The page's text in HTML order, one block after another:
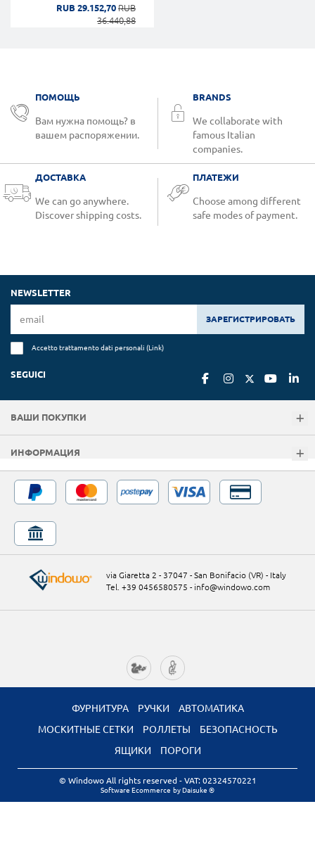
MandelliRUB 29.152,70 RUB
36.440,88
ПОМОЩЬ
Вам нужна помощь? в
вашем распоряжении.
BRANDS
We collaborate with
famous Italian
companies.
ДОСТАВКА
We can go anywhere.
Discover shipping costs.
ПЛАТЕЖИ
Choose among different
safe modes of payment.
NEWSLETTER
ЗАРЕГИСТРИРОВАТЬ
Accetto trattamento dati personali (Link)
SEGUICI
ВАШИ ПОКУПКИ
ИНФОРМАЦИЯ
via Giaretta 2 - 37047 - San Bonifacio (VR) - Italy
Tel. +39 0456580575 - info@windowo.com
ФУРНИТУРА РУЧКИ
АВТОМАТИКА
МОСКИТНЫЕ СЕТКИ
РОЛЛЕТЫ
БЕЗОПАСНОСТЬ
ЯЩИКИ
ПОРОГИ
© Windowo All rights reserved - VAT: 02324570221
Software Ecommerce by Daisuke ®